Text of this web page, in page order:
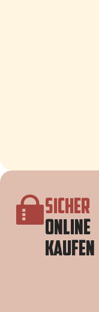
SICHER
ONLINE
KAUFEN